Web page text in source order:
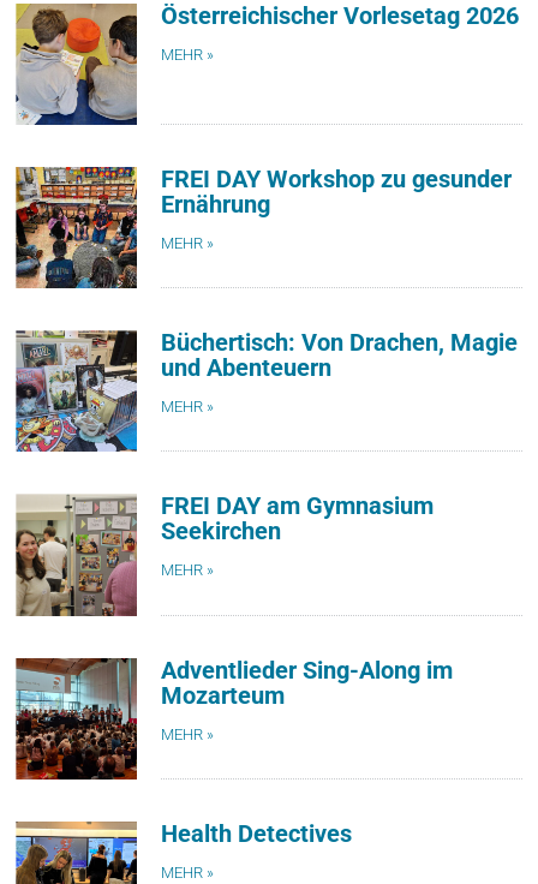
Österreichischer Vorlesetag 2026
MEHR »
FREI DAY Workshop zu gesunder
Ernährung
MEHR »
Büchertisch: Von Drachen, Magie
und Abenteuern
MEHR »
FREI DAY am Gymnasium
Seekirchen
MEHR »
Adventlieder Sing-Along im
Mozarteum
MEHR »
Health Detectives
MEHR »